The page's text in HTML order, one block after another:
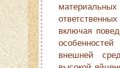
включая
внешней